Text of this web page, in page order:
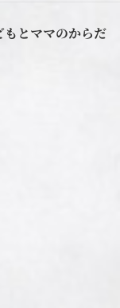
とママのからだ